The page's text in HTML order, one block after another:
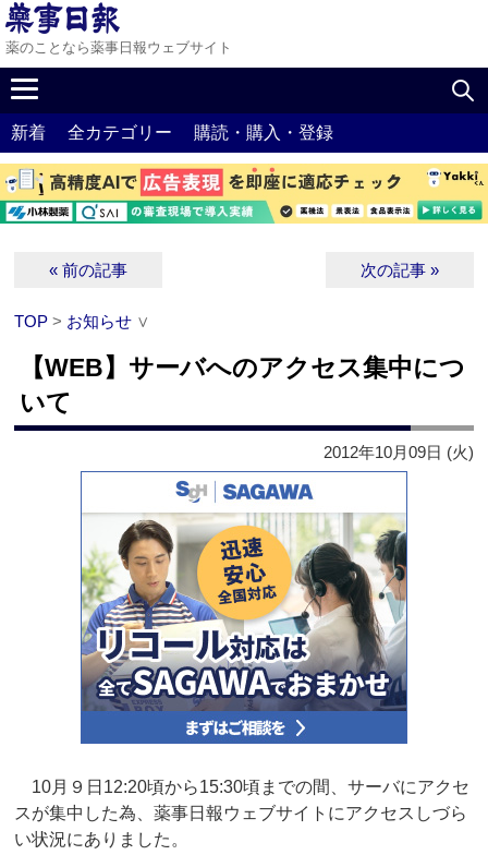
薬のことなら薬事日報ウェブサイト
新着 全カテゴリー 購読・購入・登録
« 前の記事 次の記事 »
TOP > お知らせ ∨
【WEB】サーバへのアクセス集中につ
いて
2012年10月09日 (火)
10月９日12:20頃から15:30頃までの間、サーバにアクセ
スが集中した為、薬事日報ウェブサイトにアクセスしづら
い状況にありました。